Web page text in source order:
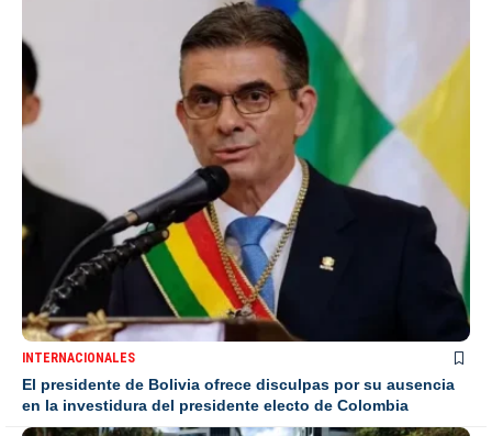
INTERNACIONALES
El presidente de Bolivia ofrece disculpas por su ausencia
en la investidura del presidente electo de Colombia